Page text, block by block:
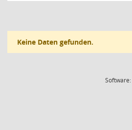
Keine Daten gefunden.
Software: